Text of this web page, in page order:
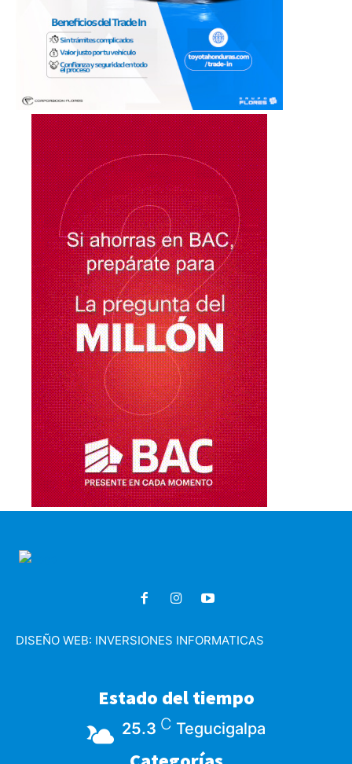
DISEÑO WEB: INVERSIONES INFORMATICAS
Estado del tiempo
25.3 C Tegucigalpa